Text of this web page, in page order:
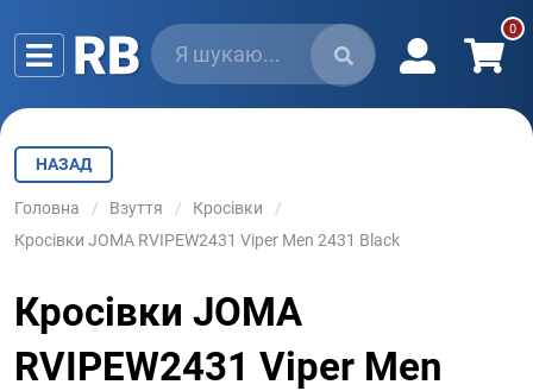
НАЗАД
Головна Взуття
Кросівки
Кросівки JOMA RVIPEW2431 Viper Men 2431 Black
Кросівки JOMA
RVIPEW2431 Viper Men